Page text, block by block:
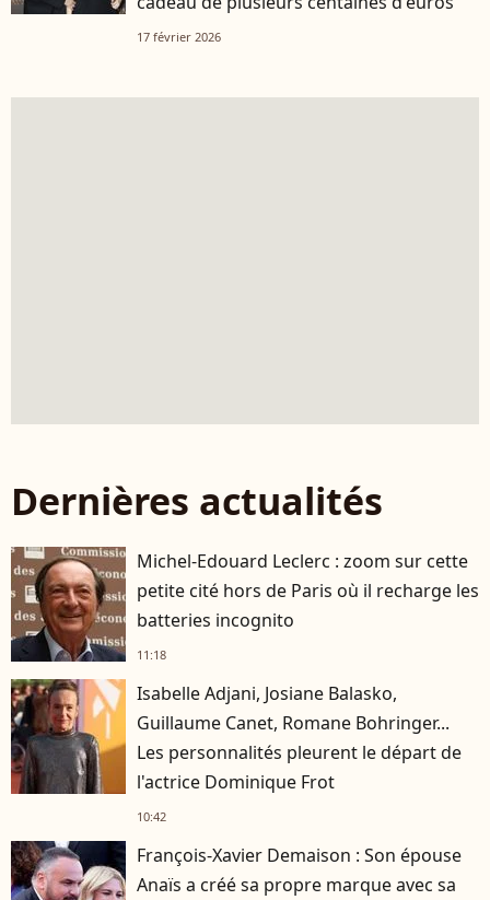
17 février 2026
Dernières actualités
Michel-Edouard Leclerc : zoom sur cette
petite cité hors de Paris où il recharge les
batteries incognito
11:18
Isabelle Adjani, Josiane Balasko,
Guillaume Canet, Romane Bohringer...
Les personnalités pleurent le départ de
l'actrice Dominique Frot
10:42
François-Xavier Demaison : Son épouse
Anaïs a créé sa propre marque avec sa